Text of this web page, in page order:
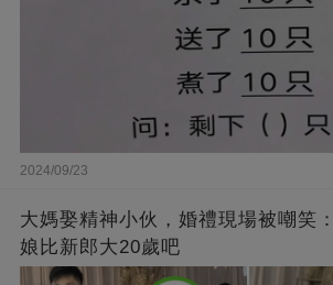
2024/09/23
大媽娶精神小伙，婚禮現場被嘲笑
娘比新郎大20歲吧